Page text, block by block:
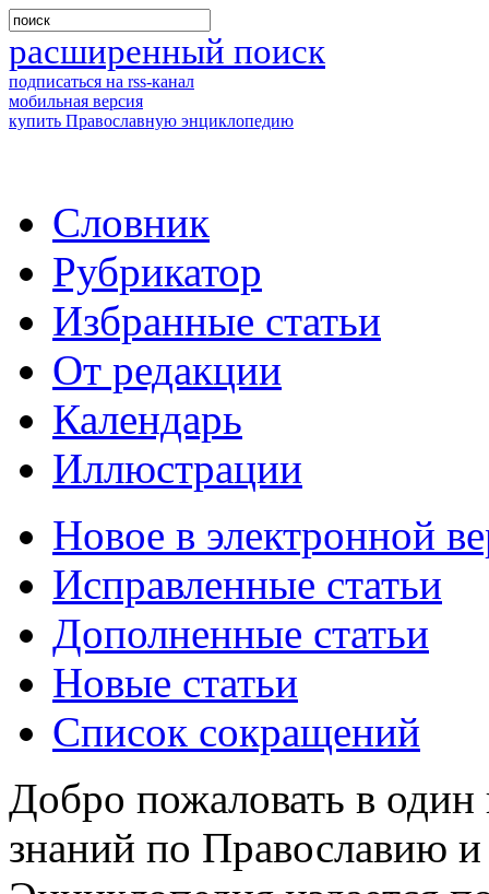
расширенный поиск
подписаться на rss-канал
мобильная версия
купить Православную энциклопедию
Словник
Рубрикатор
Избранные статьи
От редакции
Календарь
Иллюстрации
Новое в электронной
Исправленные статьи
Дополненные статьи
Новые статьи
Список сокращений
Добро пожаловать в
знаний по Православию